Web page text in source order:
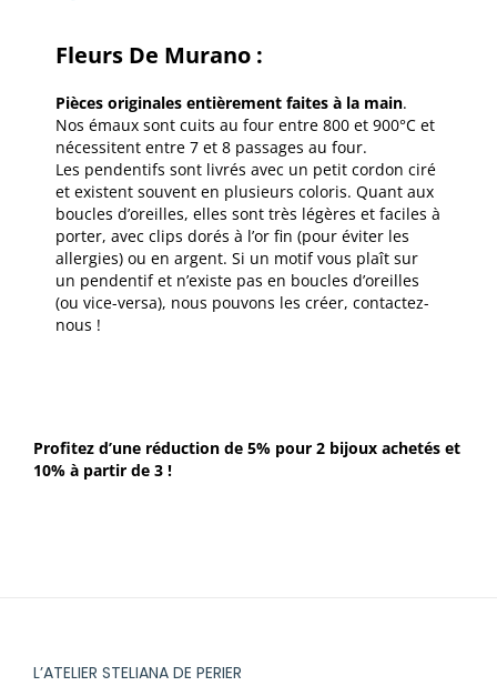
Fleurs De Murano :
Pièces originales entièrement faites à la main.
Nos émaux sont cuits au four entre 800 et 900°C et
nécessitent entre 7 et 8 passages au four.
Les pendentifs sont livrés avec un petit cordon ciré
et existent souvent en plusieurs coloris. Quant aux
boucles d’oreilles, elles sont très légères et faciles à
porter, avec clips dorés à l’or fin (pour éviter les
allergies) ou en argent. Si un motif vous plaît sur
un pendentif et n’existe pas en boucles d’oreilles
(ou vice-versa), nous pouvons les créer, contactez-
nous !
Profitez d’une réduction de 5% pour 2 bijoux achetés et
10% à partir de 3 !
L’ATELIER STELIANA DE PERIER